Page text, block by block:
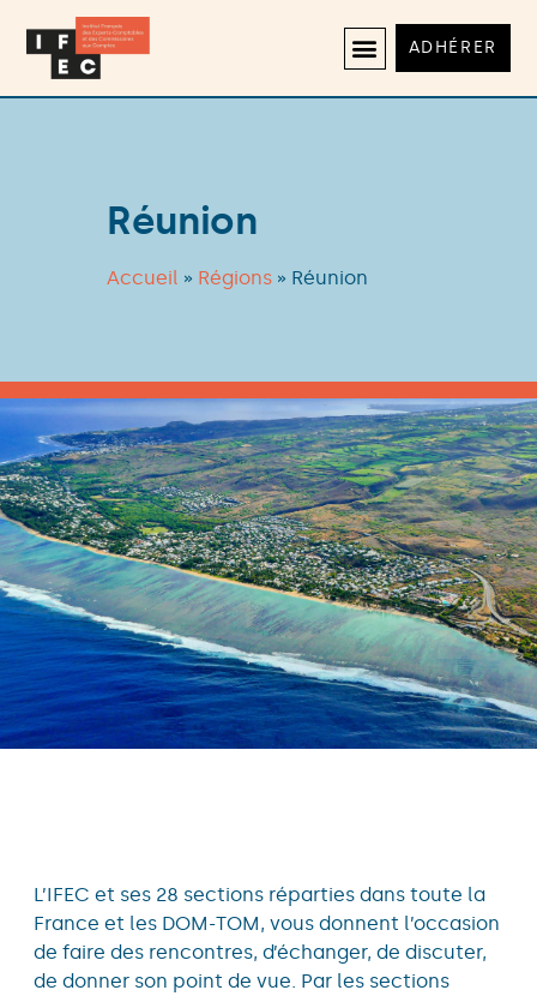
ADHÉRER
Réunion
Accueil » Régions » Réunion
L’IFEC et ses 28 sections réparties dans toute la
France et les DOM-TOM, vous donnent l’occasion
de faire des rencontres, d’échanger, de discuter,
de donner son point de vue. Par les sections